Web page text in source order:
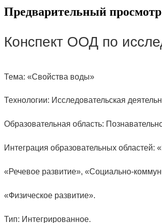
Предварительный
Конспект ООД по
Тема: «Свойства воды»
Технологии: Исследовательская
Образовательная область:
Интеграция образовательных областей:
«Речевое развитие», «Социально-
«Физическое развитие».
Тип: Интегрированное.